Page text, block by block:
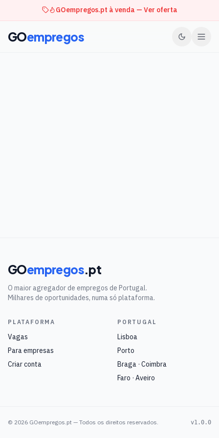
GOempregos.pt à venda — Ver oferta
GOempregos
GOempregos.pt
O maior agregador de empregos de Portugal.
Milhares de oportunidades, numa só plataforma.
PLATAFORMA
Vagas
Para empresas
Criar conta
PORTUGAL
Lisboa
Porto
Braga · Coimbra
Faro · Aveiro
© 2026 GOempregos.pt — Todos os direitos reservados. v1.0.0